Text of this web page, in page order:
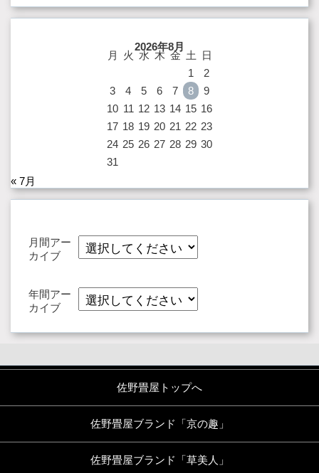
2026年8月
月 火 水 木 金 土
日
1
2
3
4 5 6 7 8
9
10 11 12 13 14 15 16
17 18 19 20 21 22 23
24 25 26 27 28 29 30
31
« 7月
月間アー
カイブ
年間アー
カイブ
佐野畳屋トップへ
佐野畳屋ブランド「京の趣」
佐野畳屋ブランド「草美人」